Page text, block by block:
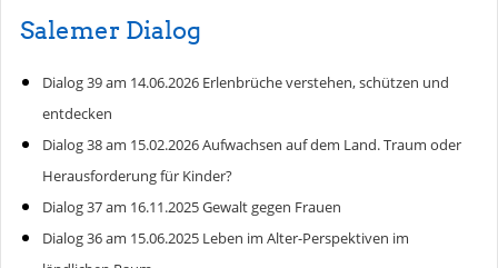
Salemer Dialog
Dialog 39 am 14.06.2026 Erlenbrüche verstehen, schützen und
entdecken
Dialog 38 am 15.02.2026 Aufwachsen auf dem Land. Traum oder
Herausforderung für Kinder?
Dialog 37 am 16.11.2025 Gewalt gegen Frauen
Dialog 36 am 15.06.2025 Leben im Alter-Perspektiven im